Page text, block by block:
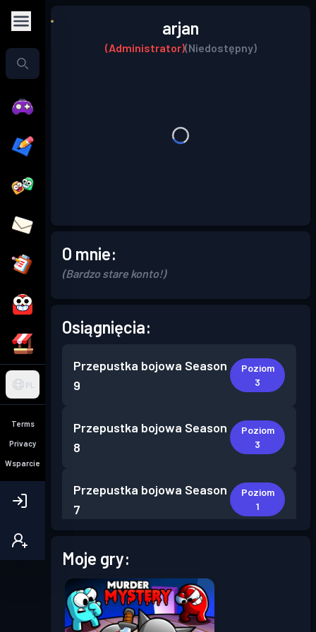
PL
Terms
Privacy
Wsparcie
arjan
(Administrator)(Niedostępny)
O mnie:
(Bardzo stare konto!)
Osiągnięcia:
Przepustka bojowa Season
9
Poziom
3
Przepustka bojowa Season
8
Poziom
3
Przepustka bojowa Season
7
Poziom
1
Przepustka bojowa
Przepustka bojowaSeason
Moje gry: